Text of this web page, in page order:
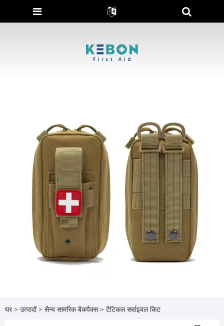
घर > उत्पादों> सैन्य सामरिक बैकपैक्स> टैटिकल सर्वाइवल किट